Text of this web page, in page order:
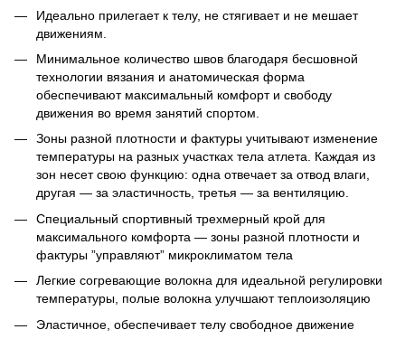
Идеально прилегает к телу, не стягивает и не мешает
движениям.
Минимальное количество швов благодаря бесшовной
технологии вязания и анатомическая форма
обеспечивают максимальный комфорт и свободу
движения во время занятий спортом.
Зоны разной плотности и фактуры учитывают изменение
температуры на разных участках тела атлета. Каждая из
зон несет свою функцию: одна отвечает за отвод влаги,
другая — за эластичность, третья — за вентиляцию.
Специальный спортивный трехмерный крой для
максимального комфорта — зоны разной плотности и
фактуры ”управляют” микроклиматом тела
Легкие согревающие волокна для идеальной регулировки
температуры, полые волокна улучшают теплоизоляцию
Эластичное, обеспечивает телу свободное движение